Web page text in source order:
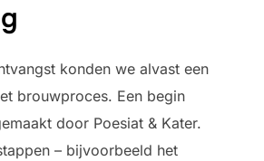
konden we alvast een
brouwproces. Een begin
door Poesiat & Kater.
– bijvoorbeeld het